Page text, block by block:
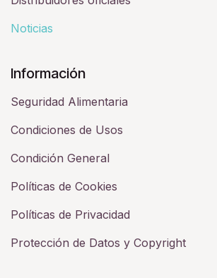
Noticias
Información
Seguridad Alimentaria
Condiciones de Usos
Condición General
Políticas de Cookies
Políticas de Privacidad
Protección de Datos y Copyright